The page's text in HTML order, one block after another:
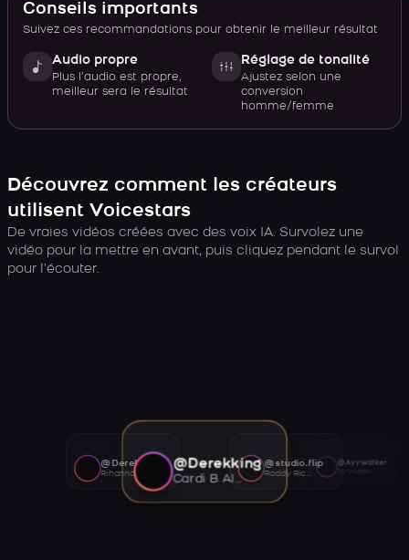
Conseils importants
Suivez ces recommandations pour obtenir le meilleur résultat
Audio propre
Plus l’audio est propre,
meilleur sera le résultat
Réglage de tonalité
Ajustez selon une
conversion
homme/femme
Découvrez comment les créateurs
utilisent Voicestars
De vraies vidéos créées avec des voix IA. Survolez une
vidéo pour la mettre en avant, puis cliquez pendant le survol
pour l’écouter.
@Derekking
Cardi B AI voice
@studio.flip
Roddy Ricch AI voice
@Ayywalker
@Derekking
Rihanna AI voice